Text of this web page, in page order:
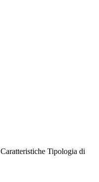
Caratteristiche Tipologia di